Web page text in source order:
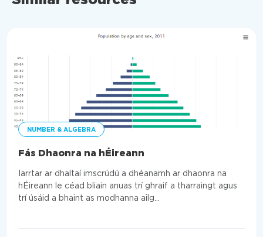
NUMBER & ALGEBRA
Fás Dhaonra na hÉireann
Iarrtar ar dhaltaí imscrúdú a dhéanamh ar dhaonra na
hÉireann le céad bliain anuas trí ghraif a tharraingt agus
trí úsáid a bhaint as modhanna ailg...